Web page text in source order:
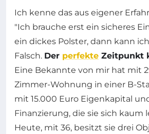
Ich kenne das aus eigener
"Ich brauche erst ein sicheres
ein dickes Polster, dann kann
Falsch. Der perfekte Zeitpunkt
Eine Bekannte von mir hat mit
Zimmer-Wohnung in einer B-
mit 15.000 Euro Eigenkapital
Finanzierung, die sie sich kaum
Heute, mit 36, besitzt sie drei